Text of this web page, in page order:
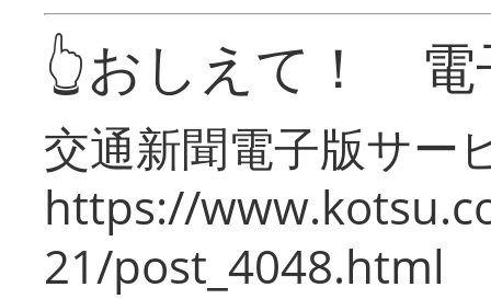
👆おしえて！ 電
交通新聞電子版サー
https://
21/post_4048.html